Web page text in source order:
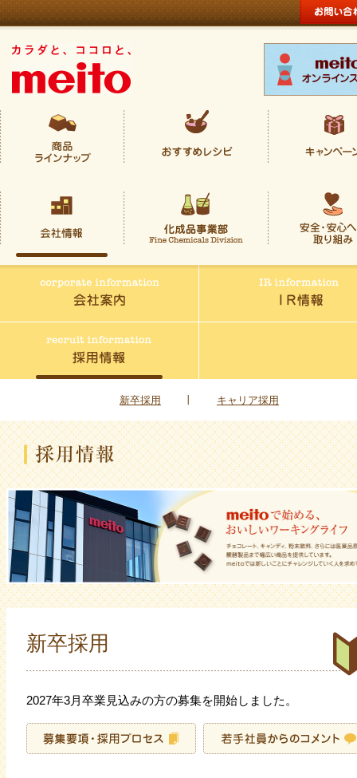
新卒採用 キャリア採用
新卒採用
2027年3月卒業見込みの方の募集を開始しました。